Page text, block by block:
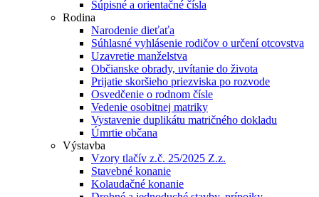
Súpisné a orientačné čísla
Rodina
Narodenie dieťaťa
Súhlasné vyhlásenie rodičov o určení otcovstva
Uzavretie manželstva
Občianske obrady, uvítanie do života
Prijatie skoršieho priezviska po rozvode
Osvedčenie o rodnom čísle
Vedenie osobitnej matriky
Vystavenie duplikátu matričného dokladu
Úmrtie občana
Výstavba
Vzory tlačív z.č. 25/2025 Z.z.
Stavebné konanie
Kolaudačné konanie